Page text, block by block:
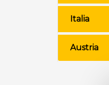
Italia
Austria